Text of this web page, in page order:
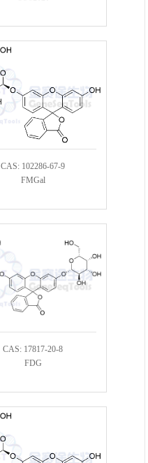
CAS: 102286-67-9
FMGal
CAS: 17817-20-8
FDG